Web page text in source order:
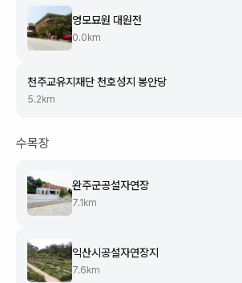
영모묘원 대원전
0.0 km
천주교유지재단 천호성지 봉안당
5.2 km
수목장
완주군공설자연장
7.1 km
익산시공설자연장지
7.6 km